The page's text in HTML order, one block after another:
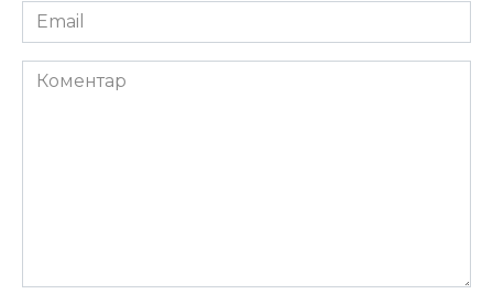
Email
*
Коментар